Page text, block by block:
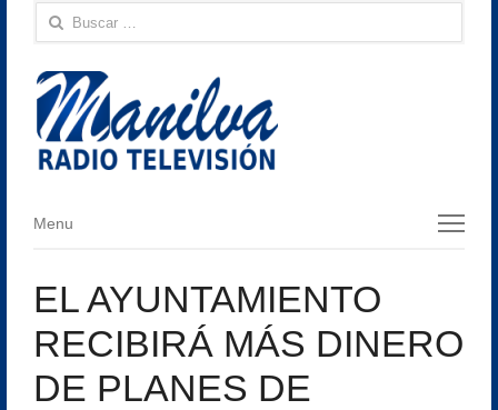
Buscar:
Menu
Menu
EL AYUNTAMIENTO
RECIBIRÁ MÁS DINERO
DE PLANES DE